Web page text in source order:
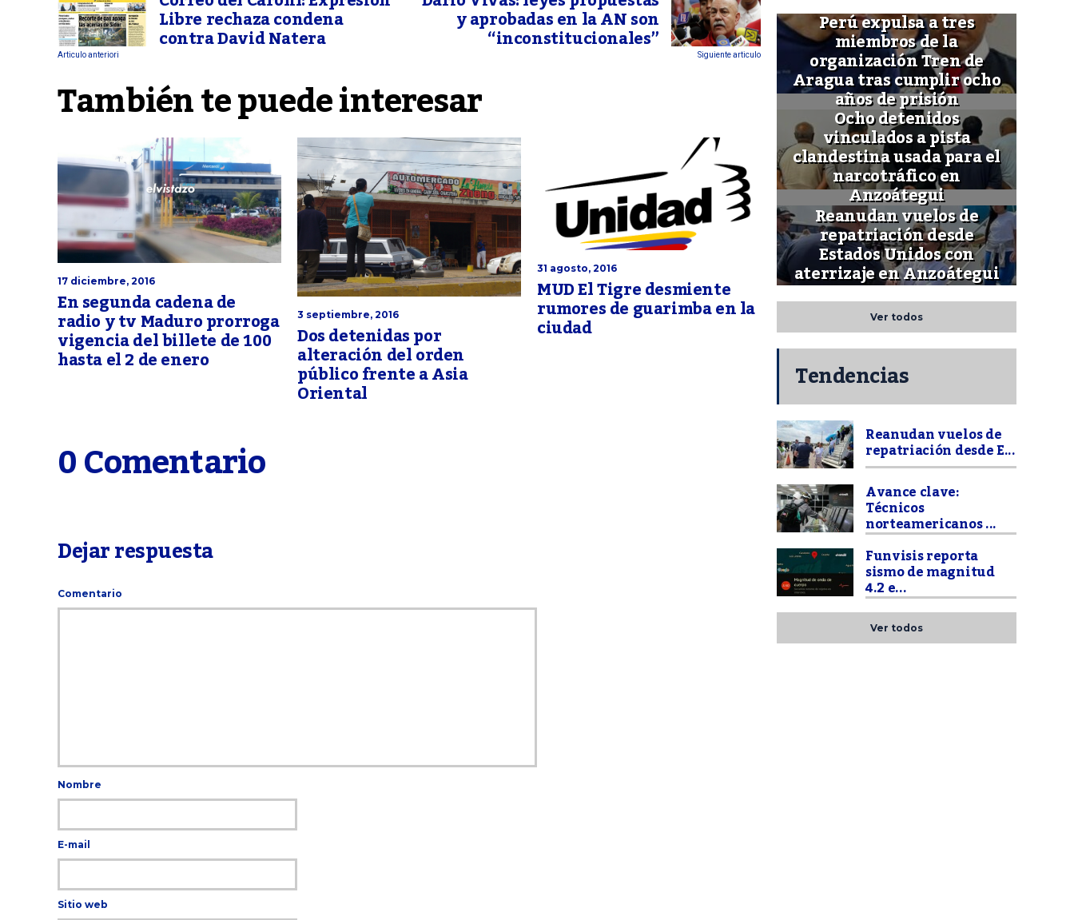
Libre rechaza condena
contra David Natera
Articulo anteriori
y aprobadas en la AN son
“inconstitucionales” Siguiente articulo
También te puede interesar
17 diciembre, 2016
En segunda cadena de
radio y tv Maduro prorroga
vigencia del billete de 100
hasta el 2 de enero
3 septiembre, 2016
Dos detenidas por
alteración del orden
público frente a Asia
Oriental
31 agosto, 2016
MUD El Tigre desmiente
rumores de guarimba en la
ciudad
0 Comentario
Dejar respuesta
Comentario
Nombre
E-mail
Sitio web
Perú expulsa a tres
miembros de la
organización Tren de
Aragua tras cumplir ocho
años de prisión
Ocho detenidos
vinculados a pista
clandestina usada para el
narcotráfico en
Anzoátegui
Reanudan vuelos de
repatriación desde
Estados Unidos con
aterrizaje en Anzoátegui
Ver todos
Tendencias
Reanudan vuelos de
repatriación desde E...
Avance clave:
Técnicos
norteamericanos ...
Funvisis reporta
sismo de magnitud
4.2 e...
Ver todos